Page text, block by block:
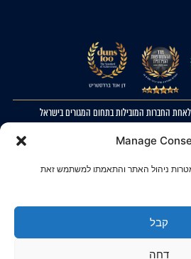
Manage
ניהול האתר והתאמתו למשתמש זאת
קבל
דחה
החברות המובילות בתחום המגורים בישראל
הצהרת נגישות